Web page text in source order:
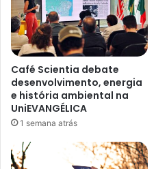
Café Scientia debate
desenvolvimento, energia
e história ambiental na
UniEVANGÉLICA
1 semana atrás